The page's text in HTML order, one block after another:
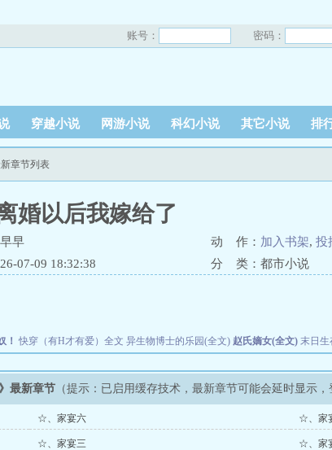
账号： 密码：
穿越小说 网游小说 科幻小说 其它小说 排
章节列表
婚以后我嫁给了
早 动 作： 加入书架, 投
07-09 18:32:38
分 类：都市小说
！ 快穿（有H才有爱）全文 异生物博士的乐园(全文) 赵氏嫡女(全文) 末日生
最新章节 （提示：已启用缓存技术，最新章节可能会延时显示，
☆、家宴六 ☆、家
☆、家宴三 ☆、家